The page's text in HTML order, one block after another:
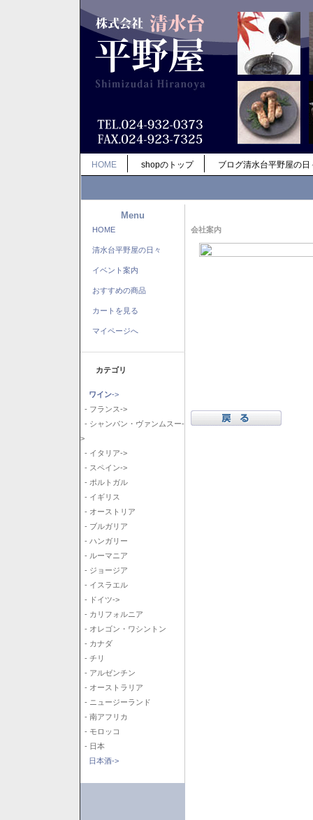
HOME shopのトップ ブログ清水台平野屋の日
Menu
HOME
清水台平野屋の日々
イベント案内
おすすめの商品
カートを見る
マイページへ
カテゴリ
ワイン->
- フランス->
- シャンパン・ヴァンムスー-
>
- イタリア->
- スペイン->
- ポルトガル
- イギリス
- オーストリア
- ブルガリア
- ハンガリー
- ルーマニア
- ジョージア
- イスラエル
- ドイツ->
- カリフォルニア
- オレゴン・ワシントン
- カナダ
- チリ
- アルゼンチン
- オーストラリア
- ニュージーランド
- 南アフリカ
- モロッコ
- 日本
日本酒->
会社案内